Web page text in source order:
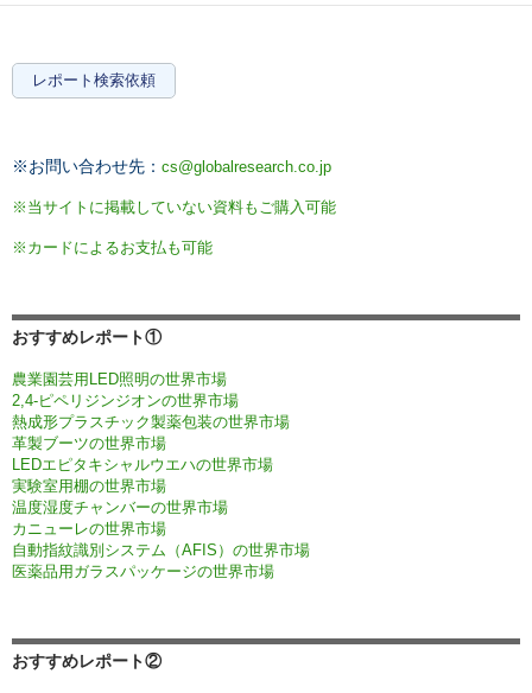
レポート検索依頼
※お問い合わせ先： cs@globalresearch.co.jp
※当サイトに掲載していない資料もご購入可能
※カードによるお支払も可能
おすすめレポート①
農業園芸用LED照明の世界市場
2,4-ピペリジンジオンの世界市場
熱成形プラスチック製薬包装の世界市場
革製ブーツの世界市場
LEDエピタキシャルウエハの世界市場
実験室用棚の世界市場
温度湿度チャンバーの世界市場
カニューレの世界市場
自動指紋識別システム（AFIS）の世界市場
医薬品用ガラスパッケージの世界市場
おすすめレポート②